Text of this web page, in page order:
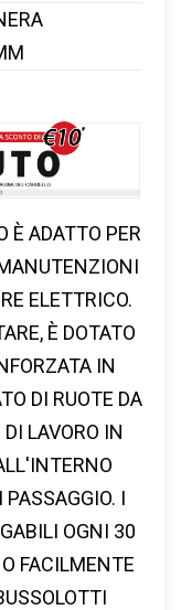
È ADATTO PER
ELETTRICO.
È DOTATO
IN
DI RUOTE DA
LAVORO IN
I
OGNI 30
FACILMENTE